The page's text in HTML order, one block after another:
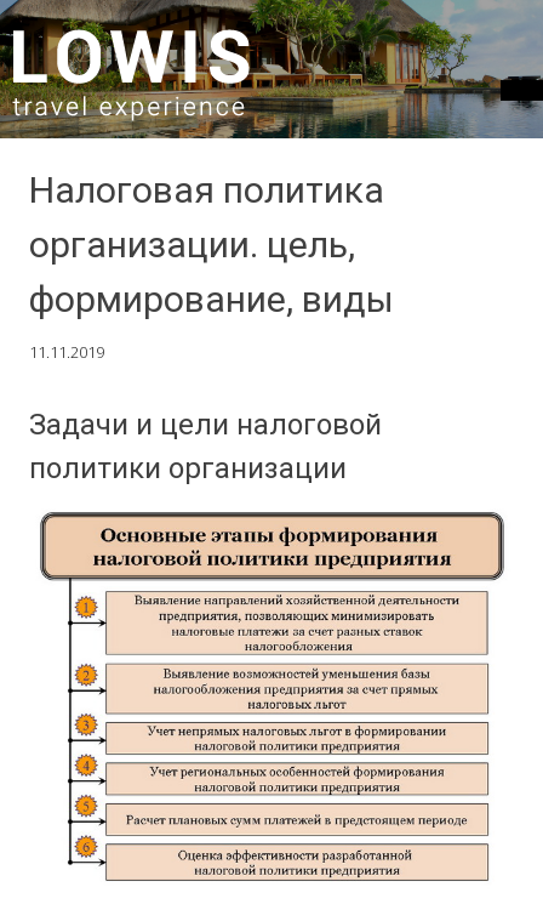
SKIP TO CONTENT
Налоговая политика
организации. цель,
формирование, виды
11.11.2019
Задачи и цели налоговой
политики организации